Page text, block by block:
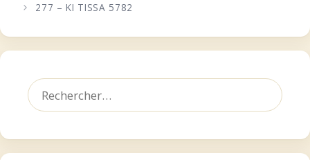
277 – KI TISSA 5782
Rechercher :